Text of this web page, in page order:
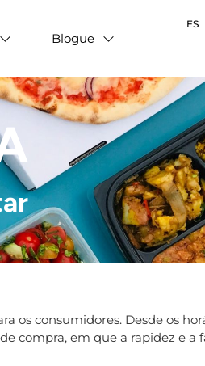
Blogue
ES
os consumidores. Desde os
compra, em que a rapidez e a